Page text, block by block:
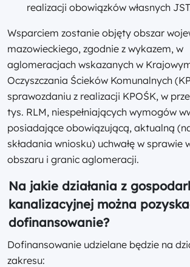
realizacji obowiązków własnych
Wsparciem zostanie objęty obszar
mazowieckiego, zgodnie z wykazem, w
aglomeracjach wskazanych w
Oczyszczania Ścieków Komunalnych
sprawozdaniu z realizacji KPOŚK, w
tys. RLM, niespełniających wymogów
posiadające obowiązującą, aktualną
składania wniosku) uchwałę w sprawie
obszaru i granic aglomeracji.
Na jakie działania z
kanalizacyjnej można
dofinansowanie?
Dofinansowanie udzielane będzie na
zakresu: